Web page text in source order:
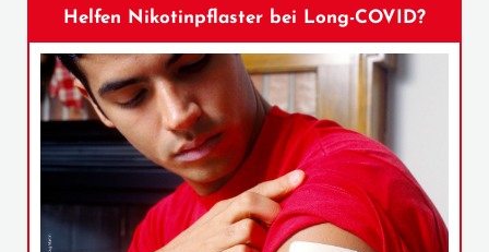
Helfen Nikotinpflaster bei Long-COVID?